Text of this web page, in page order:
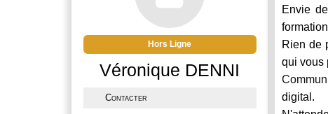
Hors Ligne
Véronique DENNI
Contacter
Envie
Rien de
qui vous
digital.